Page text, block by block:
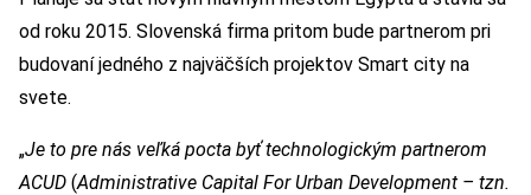
od roku 2015. Slovenská firma pritom bude partnerom pri
budovaní jedného z najväčších projektov Smart city na
svete.
„Je to pre nás veľká pocta byť technologickým partnerom
ACUD (Administrative Capital For Urban Development – tzn.